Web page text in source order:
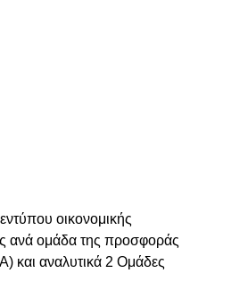
οικονομικής
ανά ομάδα της προσφοράς
και αναλυτικά 2 Ομάδες